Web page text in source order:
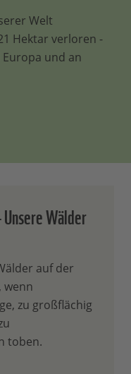
Welt
Hektar verloren -
und an
Wälder
auf der
wenn
zu großflächig
toben.